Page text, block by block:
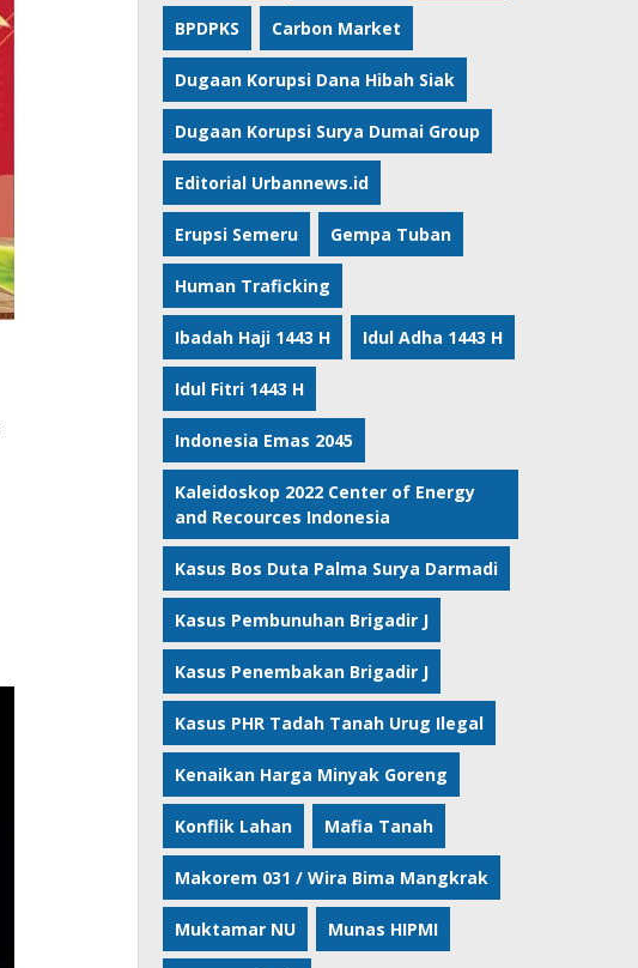
BPDPKS Carbon Market
Dugaan Korupsi Dana Hibah Siak
Dugaan Korupsi Surya Dumai Group
Editorial Urbannews.id
Erupsi Semeru Gempa Tuban
Human Traficking
Ibadah Haji 1443 H Idul Adha 1443 H
Idul Fitri 1443 H
Indonesia Emas 2045
Kaleidoskop 2022 Center of Energy
and Recources Indonesia
Kasus Bos Duta Palma Surya Darmadi
Kasus Pembunuhan Brigadir J
Kasus Penembakan Brigadir J
Kasus PHR Tadah Tanah Urug Ilegal
Kenaikan Harga Minyak Goreng
Konflik Lahan Mafia Tanah
Makorem 031 / Wira Bima Mangkrak
Muktamar NU Munas HIPMI